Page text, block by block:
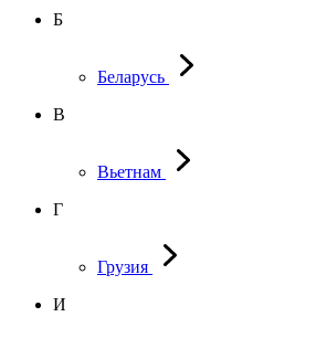
Б
Беларусь
В
Вьетнам
Г
Грузия
И